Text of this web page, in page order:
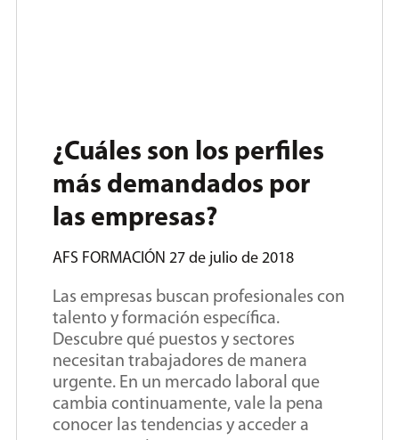
¿Cuáles son los perfiles
más demandados por
las empresas?
AFS FORMACIÓN 27 de julio de 2018
Las empresas buscan profesionales con
talento y formación específica.
Descubre qué puestos y sectores
necesitan trabajadores de manera
urgente. En un mercado laboral que
cambia continuamente, vale la pena
conocer las tendencias y acceder a